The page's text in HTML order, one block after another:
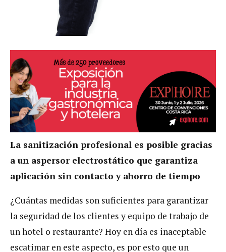
La sanitización profesional es posible gracias
a un aspersor electrostático que garantiza
aplicación sin contacto y ahorro de tiempo
¿Cuántas medidas son suficientes para garantizar
la seguridad de los clientes y equipo de trabajo de
un hotel o restaurante? Hoy en día es inaceptable
escatimar en este aspecto, es por esto que un